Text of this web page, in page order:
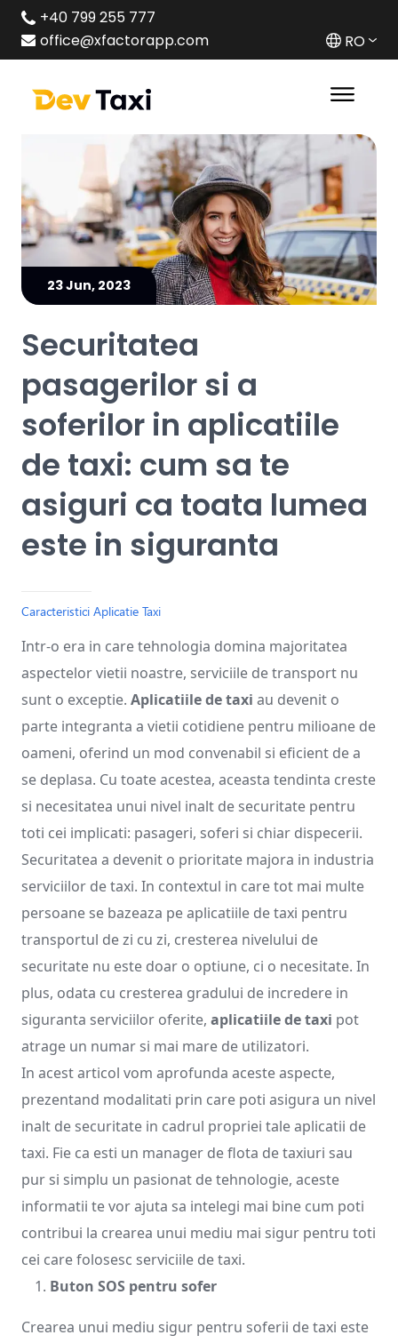
+40 799 255 777
office@xfactorapp.com
RO
23 Jun, 2023
Securitatea
pasagerilor si a
soferilor in aplicatiile
de taxi: cum sa te
asiguri ca toata lumea
este in siguranta
Caracteristici Aplicatie Taxi
Intr-o era in care tehnologia domina majoritatea
aspectelor vietii noastre, serviciile de transport nu
sunt o exceptie. Aplicatiile de taxi au devenit o
parte integranta a vietii cotidiene pentru milioane de
oameni, oferind un mod convenabil si eficient de a
se deplasa. Cu toate acestea, aceasta tendinta creste
si necesitatea unui nivel inalt de securitate pentru
toti cei implicati: pasageri, soferi si chiar dispecerii.
Securitatea a devenit o prioritate majora in industria
serviciilor de taxi. In contextul in care tot mai multe
persoane se bazeaza pe aplicatiile de taxi pentru
transportul de zi cu zi, cresterea nivelului de
securitate nu este doar o optiune, ci o necesitate. In
plus, odata cu cresterea gradului de incredere in
siguranta serviciilor oferite, aplicatiile de taxi pot
atrage un numar si mai mare de utilizatori.
In acest articol vom aprofunda aceste aspecte,
prezentand modalitati prin care poti asigura un nivel
inalt de securitate in cadrul propriei tale aplicatii de
taxi. Fie ca esti un manager de flota de taxiuri sau
pur si simplu un pasionat de tehnologie, aceste
informatii te vor ajuta sa intelegi mai bine cum poti
contribui la crearea unui mediu mai sigur pentru toti
cei care folosesc serviciile de taxi.
Buton SOS pentru sofer
Crearea unui mediu sigur pentru soferii de taxi este